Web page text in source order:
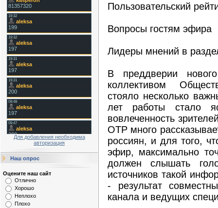
Для добавления необходима
авторизация
Наш опрос
Оцените наш сайт
Отлично
Хорошо
Неплохо
Плохо
Пользовательский
Вопросы гостям эфира
Лидеры мнений в
В преддверии
коллективом
стояло несколько
лет работы стало
вовлеченность
ОТР много
россиян, и для того,
эфир, максимально
должен слышать
источников такой
- результат
канала и ведущих